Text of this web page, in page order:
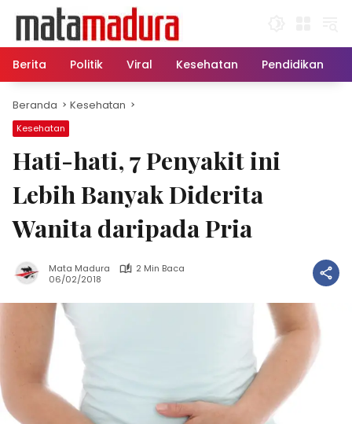
konten
Berita
Politik Viral Kesehatan Pendidikan
Beranda Kesehatan
Kesehatan
Hati-hati, 7 Penyakit ini
Lebih Banyak Diderita
Wanita daripada Pria
Mata Madura
2 Min Baca
06/02/2018